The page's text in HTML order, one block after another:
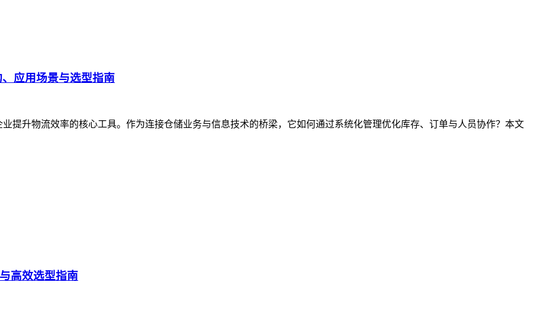
应用场景与选型指南
提升物流效率的核心工具。作为连接仓储业务与信息技术的桥梁，它如何通过系统化管理优化库存、订单与人员协作？本文
高效选型指南